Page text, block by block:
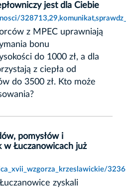
jest dla Ciebie
z MPEC uprawniają
bonu
do 1000 zł, a dla
z ciepła od
do 3500 zł. Kto może
pomysłów i
Łuczanowicach już
zyskali